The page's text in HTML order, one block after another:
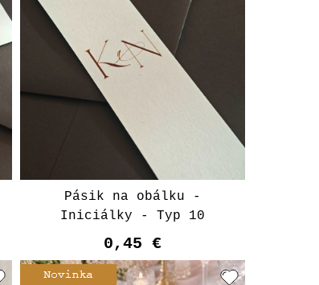
Pásik na obálku -
Iniciálky - Typ 10
0,45 €